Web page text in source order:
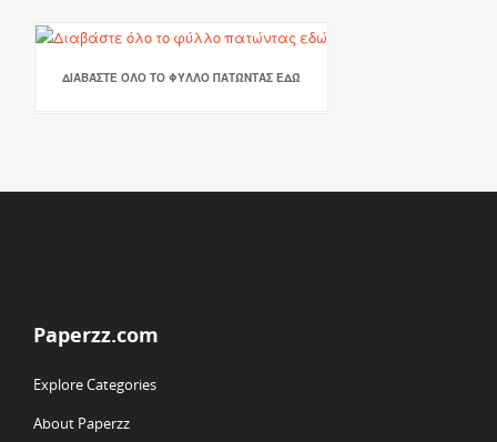
ΔΙΑΒΆΣΤΕ ΌΛΟ ΤΟ ΦΎΛΛΟ ΠΑΤΏΝΤΑΣ ΕΔΏ
Paperzz.com
Explore Categories
About Paperzz